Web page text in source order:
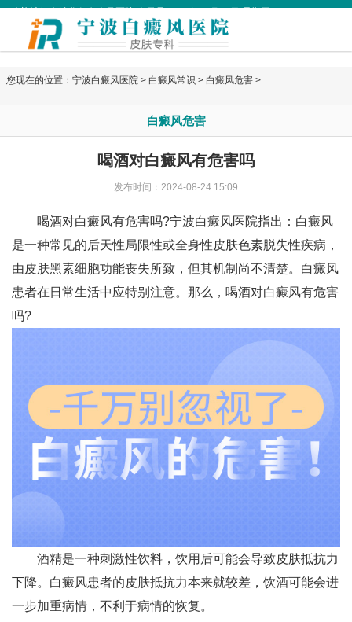
您现在的位置： 宁波白癜风医院 > 白癜风常识 > 白癜风危害 >
白癜风危害
喝酒对白癜风有危害吗
发布时间：2024-08-24 15:09
喝酒对白癜风有危害吗?宁波白癜风医院指出：白癜风
是一种常见的后天性局限性或全身性皮肤色素脱失性疾病，
由皮肤黑素细胞功能丧失所致，但其机制尚不清楚。白癜风
患者在日常生活中应特别注意。那么，喝酒对白癜风有危害
吗?
酒精是一种刺激性饮料，饮用后可能会导致皮肤抵抗力
下降。白癜风患者的皮肤抵抗力本来就较差，饮酒可能会进
一步加重病情，不利于病情的恢复。